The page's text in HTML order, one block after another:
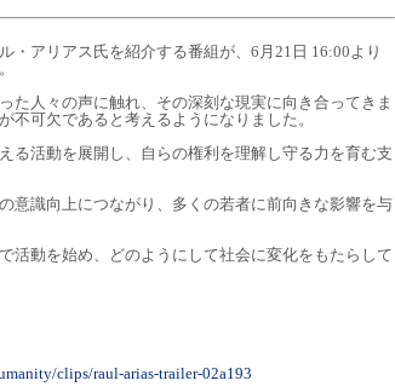
・アリアス氏を紹介する番組が、6月21日 16:00より
た人々の声に触れ、その深刻な現実に向き合ってきま
不可欠であると考えるようになりました。
る活動を展開し、自らの権利を理解し守る力を育む支
意識向上につながり、多くの若者に前向きな影響を与
活動を始め、どのようにして社会に変化をもたらして
clips/raul-arias-trailer-02a193